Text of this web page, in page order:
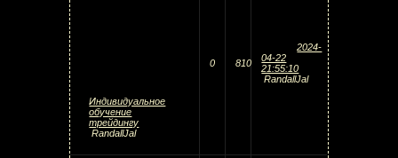
Индивидуальное
обучение
трейдингу
RandallJal
0 810
2024-
04-22
21:55:10
RandallJal